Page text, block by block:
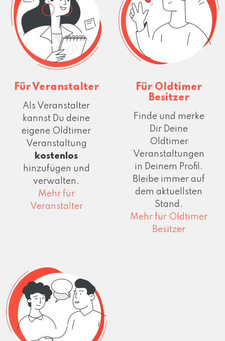
Für Veranstalter
Als Veranstalter
kannst Du deine
eigene Oldtimer
Veranstaltung
kostenlos
hinzufügen und
verwalten.
Mehr für
Veranstalter
Für Oldtimer
Besitzer
Finde und merke
Dir Deine
Oldtimer
Veranstaltungen
in Deinem Profil.
Bleibe immer auf
dem aktuellsten
Stand.
Mehr für Oldtimer
Besitzer